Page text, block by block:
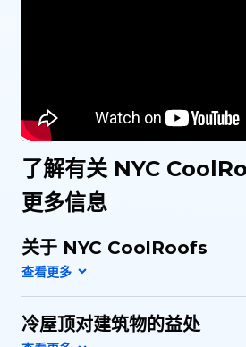
了解有关 NYC
更多信息
关于 NYC CoolRoofs
冷屋顶对建筑物的益处